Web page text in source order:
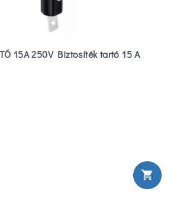
15A 250V Biztosíték tartó 15 A
shopping_cart